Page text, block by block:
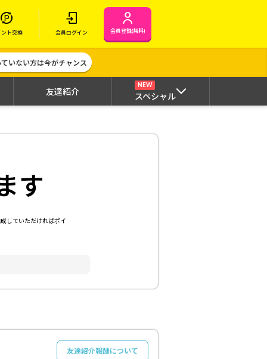
ント交換 会員ログイン 会員登録(無料)
いない方は今がチャンス
友達紹介
NEW
スペシャル
す
していただければポイ
友達紹介報酬について